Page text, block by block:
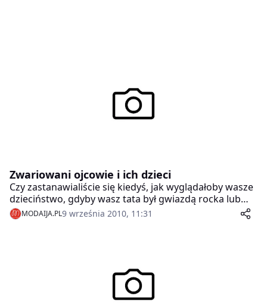
Zwariowani ojcowie i ich dzieci
Czy zastanawialiście się kiedyś, jak wyglądałoby wasze
dzieciństwo, gdyby wasz tata był gwiazdą rocka lub
sławnym aktorem natchnionym poetą? Myślicie
pewnie, że byłoby super? Niekoniecznie… Okazuje się,
MODAIJA.PL9 września 2010, 11:31